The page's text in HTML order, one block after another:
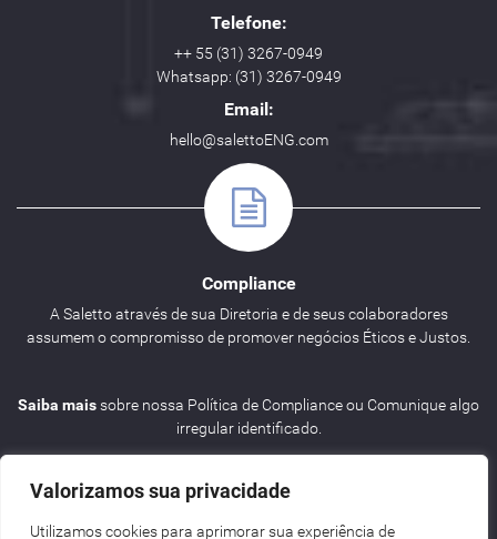
Valorizamos sua privacidade
Utilizamos cookies para aprimorar sua experiência de
Telefone:
++ 55 (31) 3267-0949
Whatsapp: (31) 3267-0949
Email:
hello@salettoENG.com
Compliance
A Saletto através de sua Diretoria e de seus colaboradores
assumem o compromisso de promover negócios Éticos e Justos.
Saiba maissobre nossa Política de Compliance ou Comunique algo
irregular identificado.